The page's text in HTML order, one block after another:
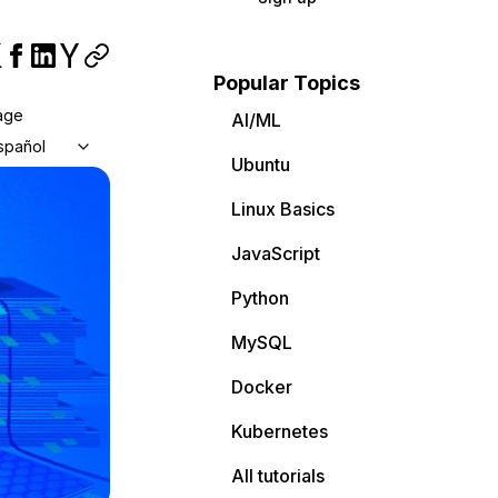
Popular Topics
AI/ML
Ubuntu
Linux Basics
JavaScript
Python
MySQL
Docker
Kubernetes
All tutorials